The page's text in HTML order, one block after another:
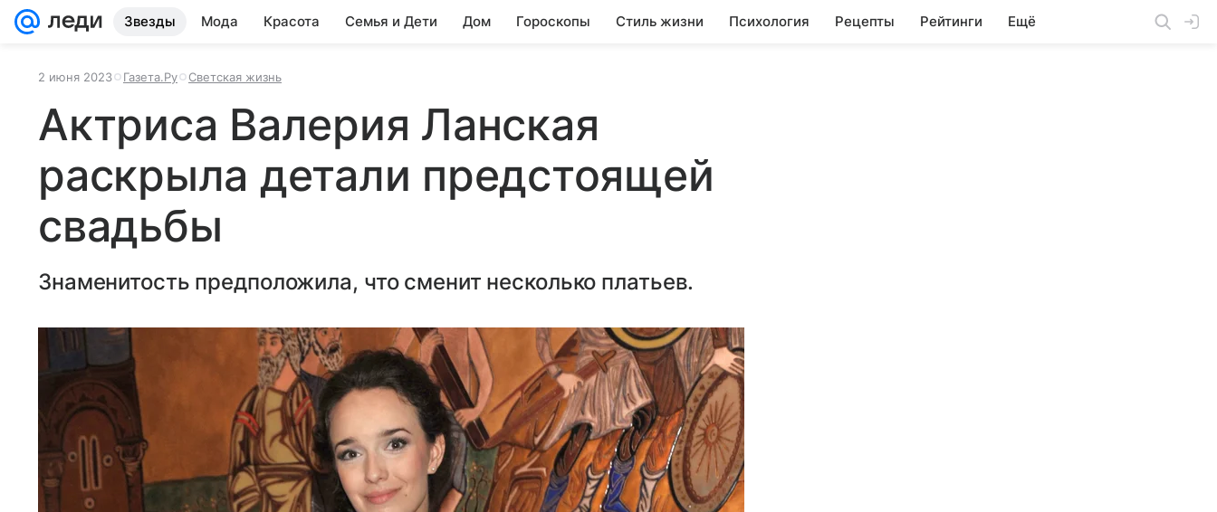
Звезды Мода Красота Семья и Дети Дом Гороскопы Стиль жизни Психология Рецепты Рейтинги Ещё
2 июня 2023 Газета.Ру Светская жизнь
Актриса Валерия Ланская
раскрыла детали предстоящей
свадьбы
Знаменитость предположила, что сменит несколько платьев.